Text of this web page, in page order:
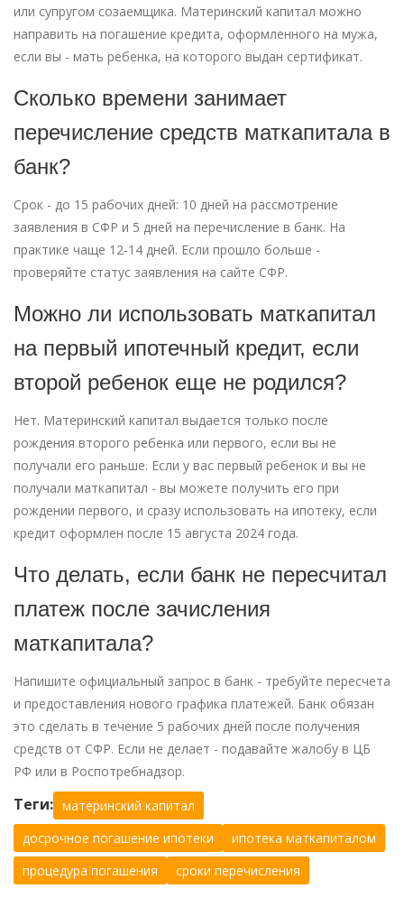
или супругом созаемщика. Материнский капитал можно
направить на погашение кредита, оформленного на мужа,
если вы - мать ребенка, на которого выдан сертификат.
Сколько времени занимает
перечисление средств маткапитала в
банк?
Срок - до 15 рабочих дней: 10 дней на рассмотрение
заявления в СФР и 5 дней на перечисление в банк. На
практике чаще 12-14 дней. Если прошло больше -
проверяйте статус заявления на сайте СФР.
Можно ли использовать маткапитал
на первый ипотечный кредит, если
второй ребенок еще не родился?
Нет. Материнский капитал выдается только после
рождения второго ребенка или первого, если вы не
получали его раньше. Если у вас первый ребенок и вы не
получали маткапитал - вы можете получить его при
рождении первого, и сразу использовать на ипотеку, если
кредит оформлен после 15 августа 2024 года.
Что делать, если банк не пересчитал
платеж после зачисления
маткапитала?
Напишите официальный запрос в банк - требуйте пересчета
и предоставления нового графика платежей. Банк обязан
это сделать в течение 5 рабочих дней после получения
средств от СФР. Если не делает - подавайте жалобу в ЦБ
РФ или в Роспотребнадзор.
Теги: материнский капитал
досрочное погашение ипотеки
ипотека маткапиталом
процедура погашения
сроки перечисления